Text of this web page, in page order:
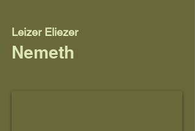
Leizer Eliezer
Nemeth